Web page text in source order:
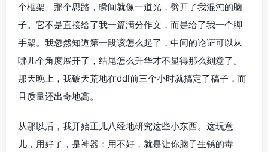
个框架、那个思路，瞬间就像一道光，劈开了我混沌的脑
子。它不是直接给了我一篇满分作文，而是给了我一个脚
手架。我忽然知道第一段该怎么起了，中间的论证可以从
哪几个角度展开了，结尾怎么升华才不显得那么刻意了。
那天晚上，我破天荒地在ddl前三个小时就搞定了稿子，而
且质量还出奇地高。
从那以后，我开始正儿八经地研究这些小东西。这玩意
儿，用好了，是神器；用不好，就是让你脑子生锈的毒